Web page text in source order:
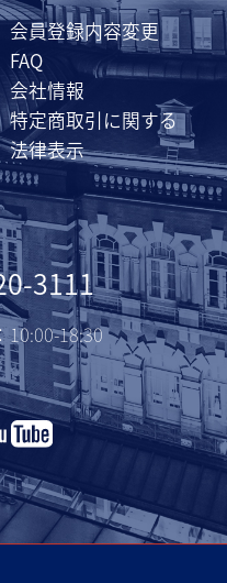
会員登録内容変更
FAQ
会社情報
特定商取引に関する
法律表示
3111
18:30